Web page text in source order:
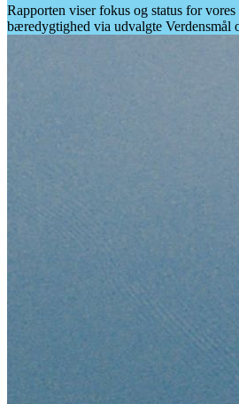
Rapporten viser fokus og status for vores
bæredygtighed via udvalgte Verdensmål